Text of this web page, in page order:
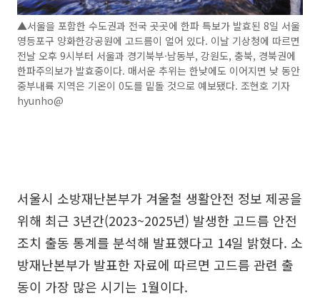
▲서울을 포함한 수도권과 전국 곳곳에 한파 특보가 발효된 8일 서울
영등포구 양화한강공원에 고드름이 얼어 있다. 이날 기상청에 따르면
전날 오후 9시부터 서울과 경기북부·남동부, 강원도, 충북, 경북권에
한파주의보가 발효중이다. 매서운 추위는 한낮에도 이어지면 낮 동안
중부내륙 지역은 기온이 0도를 밑돌 것으로 예보됐다. 조현호 기자
hyunho@
서울시 소방재난본부가 겨울철 생활안전 정보 제공을
위해 최근 3년간(2023~2025년) 발생한 고드름 안전
조치 출동 통계를 분석해 발표했다고 14일 밝혔다. 소
방재난본부가 발표한 자료에 따르면 고드름 관련 출
동이 가장 많은 시기는 1월이다.